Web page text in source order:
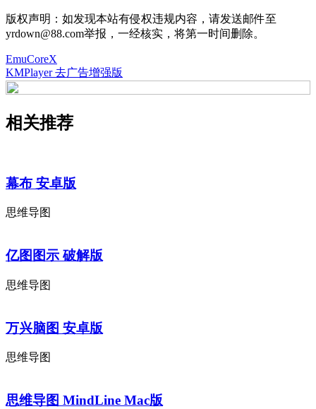
版权声明：如发现本站有侵权违规内容，请发送邮件至
yrdown@88.com举报，一经核实，将第一时间删除。
EmuCoreX
KMPlayer 去广告增强版
相关推荐
幕布 安卓版
思维导图
亿图图示 破解版
思维导图
万兴脑图 安卓版
思维导图
思维导图 MindLine Mac版